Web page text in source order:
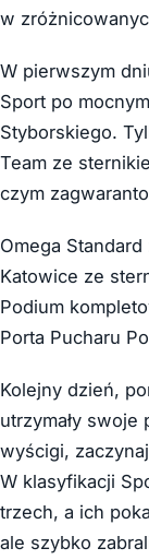
w
W pierwszym
Sport po
Styborskiego.
Team ze
czym
Omega
Katowice ze
Podium
Porta Pucharu
Kolejny dzień,
utrzymały
wyścigi,
W klasyfikacji
trzech, a ich
ale szybko